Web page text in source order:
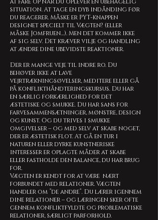
situation. At tage en dyb indånding før
du reagerer. Måske er PYT-knappen
designet specielt til Vægten? (eller
måske Jomfruen…). Men det kommer ikke
af sig selv. Det kræver vilje og handling
at ændre dine ubevidste reaktioner.
Der er mange veje til indre ro. Du
behøver ikke at lave
vejrtrækningsøvelser, meditere eller gå
på konflikthåndteringskursus. Du har
en særlig forkærlighed for det
æstetiske og smukke. Du har sans for
farvesammensætninger, mønstre, design
og kunst. Og du trives i smukke
omgivelser – og med selv at skabe noget,
der er æstetisk flot. At gå en tur i
naturen eller dyrke kunstneriske
interesser er oplagte måder at skabe
eller fastholde den balance, du har brug
for.
Vægten er kendt for at være nært
forbundet med relationer. Vægten
handler om ”de andre”. Du lærer igennem
dine relationer – og læringen sker ofte
gennem konfliktfyldte og problematiske
relationer, særligt parforhold.